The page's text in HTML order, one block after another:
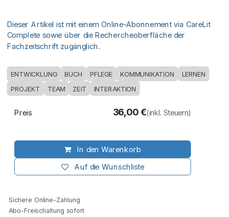
Dieser Artikel ist mit einem Online-Abonnement via CareLit
Complete sowie über die Rechercheoberfläche der
Fachzeitschrift zugänglich.
ENTWICKLUNG BUCH PFLEGE KOMMUNIKATION LERNEN
PROJEKT TEAM ZEIT INTERAKTION
In den Warenkorb
Auf die Wunschliste
Preis 36,00€(inkl. Steuern)
Sichere Online-Zahlung
Abo-Freischaltung sofort